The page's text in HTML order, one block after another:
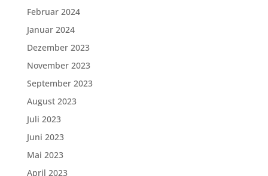
Februar 2024
Januar 2024
Dezember 2023
November 2023
September 2023
August 2023
Juli 2023
Juni 2023
Mai 2023
April 2023